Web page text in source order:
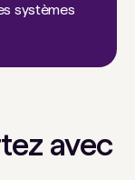
systèmes
avec